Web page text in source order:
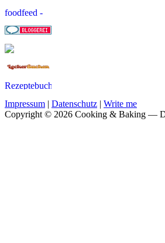
Impressum | Datenschutz | Write me
Copyright © 2026 Cooking & Baking —